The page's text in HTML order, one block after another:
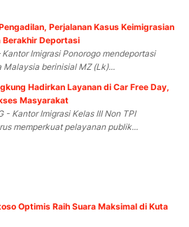
Perjalanan Kasus Keimigrasian
Berakhir Deportasi
Kantor Imigrasi Ponorogo mendeportasi
Malaysia berinisial MZ (Lk)...
Hadirkan Layanan di Car Free Day,
Masyarakat
- Kantor Imigrasi Kelas III Non TPI
memperkuat pelayanan publik...
Optimis Raih Suara Maksimal di Kuta